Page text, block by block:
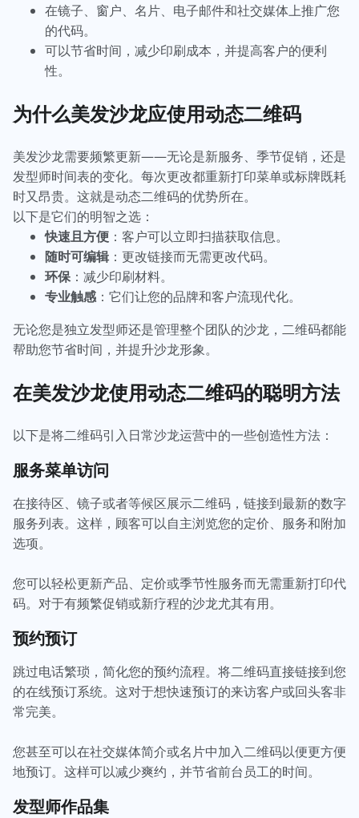
在镜子、窗户、名片、电子邮件和社交媒体上推广您
的代码。
可以节省时间，减少印刷成本，并提高客户的便利
性。
为什么美发沙龙应使用动态二维码
美发沙龙需要频繁更新——无论是新服务、季节促销，还是
发型师时间表的变化。每次更改都重新打印菜单或标牌既耗
时又昂贵。这就是动态二维码的优势所在。
以下是它们的明智之选：
快速且方便 ：客户可以立即扫描获取信息。
随时可编辑：更改链接而无需更改代码。
环保：减少印刷材料。
专业触感 ：它们让您的品牌和客户流现代化。
无论您是独立发型师还是管理整个团队的沙龙，二维码都能
帮助您节省时间，并提升沙龙形象。
在美发沙龙使用动态二维码的聪明方法
以下是将二维码引入日常沙龙运营中的一些创造性方法：
服务菜单访问
在接待区、镜子或者等候区展示二维码，链接到最新的数字
服务列表。这样，顾客可以自主浏览您的定价、服务和附加
选项。
您可以轻松更新产品、定价或季节性服务而无需重新打印代
码。对于有频繁促销或新疗程的沙龙尤其有用。
预约预订
跳过电话繁琐，简化您的预约流程。将二维码直接链接到您
的在线预订系统。这对于想快速预订的来访客户或回头客非
常完美。
您甚至可以在社交媒体简介或名片中加入二维码以便更方便
地预订。这样可以减少爽约，并节省前台员工的时间。
发型师作品集